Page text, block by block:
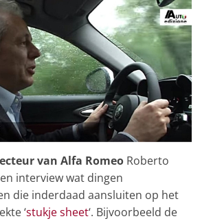
van Alfa Romeo Roberto
interview wat dingen
die inderdaad aansluiten op het
‘stukje sheet‘. Bijvoorbeeld de